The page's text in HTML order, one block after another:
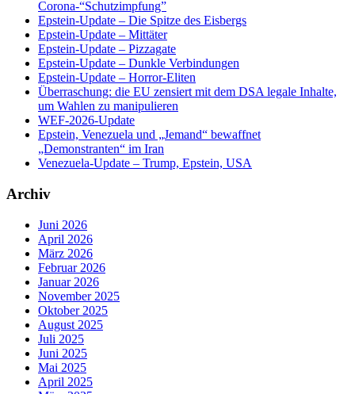
Corona-“Schutzimpfung”
Epstein-Update – Die Spitze des Eisbergs
Epstein-Update – Mittäter
Epstein-Update – Pizzagate
Epstein-Update – Dunkle Verbindungen
Epstein-Update – Horror-Eliten
Überraschung: die EU zensiert mit dem DSA legale Inhalte,
um Wahlen zu manipulieren
WEF-2026-Update
Epstein, Venezuela und „Jemand“ bewaffnet
„Demonstranten“ im Iran
Venezuela-Update – Trump, Epstein, USA
Archiv
Juni 2026
April 2026
März 2026
Februar 2026
Januar 2026
November 2025
Oktober 2025
August 2025
Juli 2025
Juni 2025
Mai 2025
April 2025